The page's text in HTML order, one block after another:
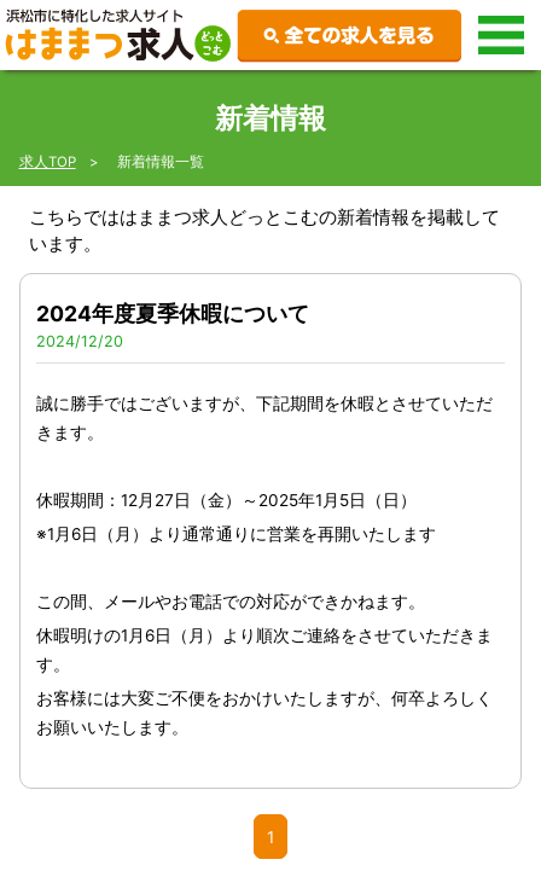
新着情報
求人TOP 新着情報一覧
こちらでははままつ求人どっとこむの新着情報を掲載して
います。
2024年度夏季休暇について
2024/12/20
誠に勝手ではございますが、下記期間を休暇とさせていただ
きます。
休暇期間：12月27日（金）～2025年1月5日（日）
※1月6日（月）より通常通りに営業を再開いたします
この間、メールやお電話での対応ができかねます。
休暇明けの1月6日（月）より順次ご連絡をさせていただきま
す。
お客様には大変ご不便をおかけいたしますが、何卒よろしく
お願いいたします。
1